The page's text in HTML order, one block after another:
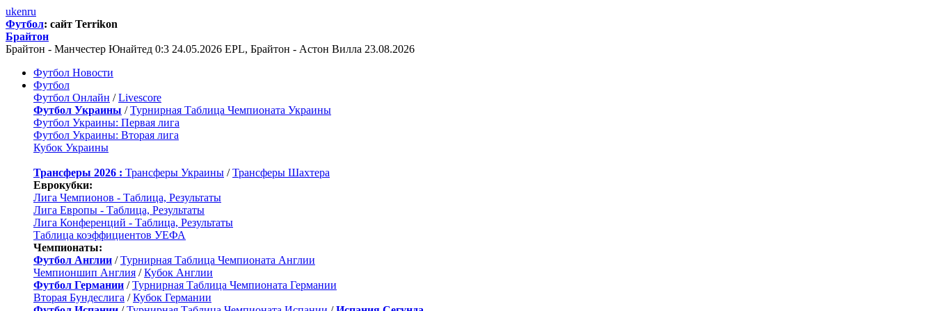
ukenru
Футбол: сайт Terrikon
Брайтон
Брайтон - Манчестер Юнайтед 0:3 24.05.2026 EPL, Брайтон - Астон Вилла 23.08.2026
Футбол Новости
Футбол
Футбол Онлайн /Livescore
Футбол Украины /Турнирная Таблица Чемпионата Украины
Футбол Украины: Первая лига
Футбол Украины: Вторая лига
Кубок Украины
Трансферы 2026 : Трансферы Украины /Трансферы Шахтера
Еврокубки:
Лига Чемпионов - Таблица, Результаты
Лига Европы - Таблица, Результаты
Лига Конференций - Таблица, Результаты
Таблица коэффициентов УЕФА
Чемпионаты:
Футбол Англии /Турнирная Таблица Чемпионата Англии
Чемпионшип Англия /Кубок Англии
Футбол Германии /Турнирная Таблица Чемпионата Германии
Вторая Бундеслига /Кубок Германии